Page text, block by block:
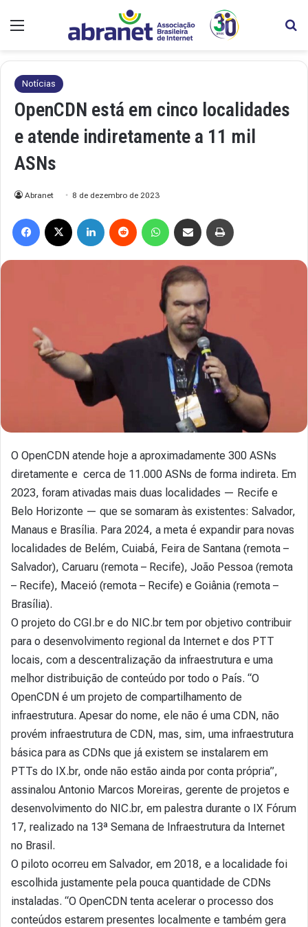
Notícias
OpenCDN está em cinco localidades
e atende indiretamente a 11 mil
ASNs
Abranet 8 de dezembro de 2023
O OpenCDN atende hoje a aproximadamente 300 ASNs
diretamente e cerca de 11.000 ASNs de forma indireta. Em
2023, foram ativadas mais duas localidades — Recife e
Belo Horizonte — que se somaram às existentes: Salvador,
Manaus e Brasília. Para 2024, a meta é expandir para novas
localidades de Belém, Cuiabá, Feira de Santana (remota –
Salvador), Caruaru (remota – Recife), João Pessoa (remota
– Recife), Maceió (remota – Recife) e Goiânia (remota –
Brasília).
O projeto do CGI.br e do NIC.br tem por objetivo contribuir
para o desenvolvimento regional da Internet e dos PTT
locais, com a descentralização da infraestrutura e uma
melhor distribuição de conteúdo por todo o País. “O
OpenCDN é um projeto de compartilhamento de
infraestrutura. Apesar do nome, ele não é uma CDN, não
provém infraestrutura de CDN, mas, sim, uma infraestrutura
básica para as CDNs que já existem se instalarem em
PTTs do IX.br, onde não estão ainda por conta própria”,
assinalou Antonio Marcos Moreiras, gerente de projetos e
desenvolvimento do NIC.br, em palestra durante o IX Fórum
17, realizado na 13ª Semana de Infraestrutura da Internet
no Brasil.
O piloto ocorreu em Salvador, em 2018, e a localidade foi
escolhida justamente pela pouca quantidade de CDNs
instaladas. “O OpenCDN tenta acelerar o processo dos
conteúdos estarem presentes localmente e também gera